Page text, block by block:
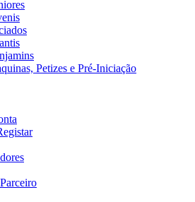
Petizes e Pré-Iniciação